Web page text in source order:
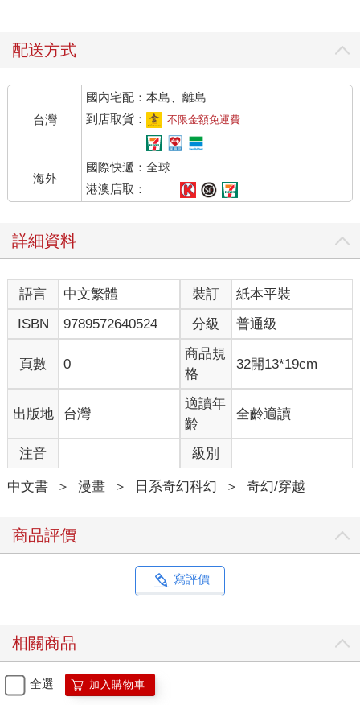
配送方式
台灣
國內宅配：本島、離島
到店取貨：
不限金額免運費
海外
國際快遞：全球
港澳店取：
詳細資料
語言 中文繁體 裝訂
紙本平裝
ISBN
9789572640524 分級 普通級
頁數 0
商品規
格
32開13*19cm
出版地 台灣
適讀年
齡
全齡適讀
注音 級別
中文書 ＞ 漫畫 ＞ 日系奇幻科幻 ＞ 奇幻/穿越
商品評價
寫評價
相關商品
全選 加入購物車